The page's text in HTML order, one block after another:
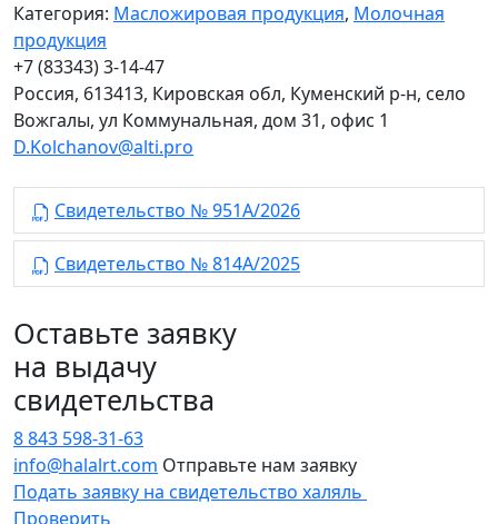
Категория: Масложировая продукция, Молочная
продукция
+7 (83343) 3-14-47
Россия, 613413, Кировская обл, Куменский р-н, село
Вожгалы, ул Коммунальная, дом 31, офис 1
D.Kolchanov@alti.pro
Свидетельство № 951А/2026
Свидетельство № 814А/2025
Оставьте заявку
на выдачу
свидетельства
8 843 598-31-63
info@halalrt.com Отправьте нам заявку
Подать заявку на свидетельство халяль
Проверить